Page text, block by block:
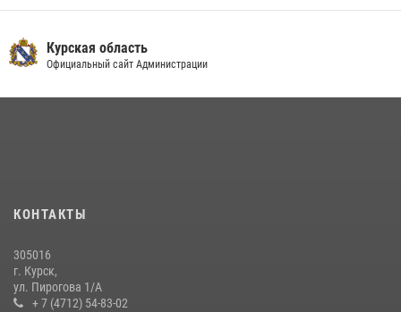
первого этапа фотоконкурса «В объективе Росгвардия»
22 июля 2026, 12:38 2
Центральный округ Росгвардии отмечает 105-летие
15 июля 2026, 10:00
Курская область
Официальный сайт Администрации
КОНТАКТЫ
305016
г. Курск,
ул. Пирогова 1/А
+ 7 (4712) 54-83-02